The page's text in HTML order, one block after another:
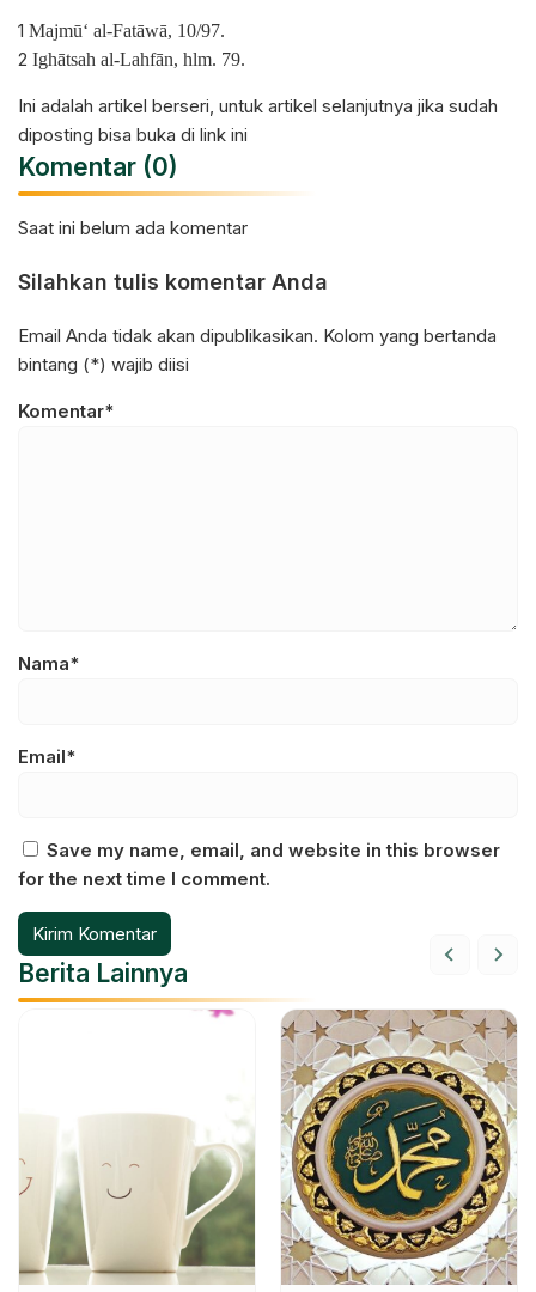
1 Majmū‘ al-Fatāwā, 10/97.
2 Ighātsah al-Lahfān, hlm. 79.
Ini adalah artikel berseri, untuk artikel selanjutnya jika sudah
diposting bisa buka di link ini
Komentar (0)
Saat ini belum ada komentar
Silahkan tulis komentar Anda
Email Anda tidak akan dipublikasikan. Kolom yang bertanda
bintang (*) wajib diisi
Komentar*
Nama*
Email*
Save my name, email, and website in this browser
for the next time I comment.
Berita Lainnya